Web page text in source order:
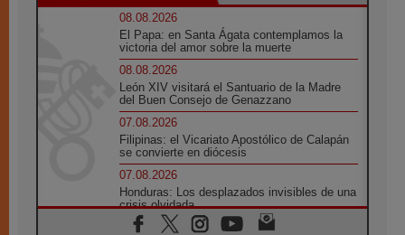
08.08.2026
El Papa: en Santa Ágata contemplamos la
victoria del amor sobre la muerte
08.08.2026
León XIV visitará el Santuario de la Madre
del Buen Consejo de Genazzano
07.08.2026
Filipinas: el Vicariato Apostólico de Calapán
se convierte en diócesis
07.08.2026
Honduras: Los desplazados invisibles de una
crisis olvidada
07.08.2026